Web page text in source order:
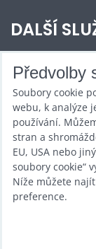
DALŠÍ
Zábava na
Půjčovna
Promotéři
Kurzy a
Velkoobchod
Nabídka práce
Předvolby
Soubory cookie
webu, k analýze
používání.
stran a
EU, USA nebo
soubory cookie“
Níže můžete
preference.